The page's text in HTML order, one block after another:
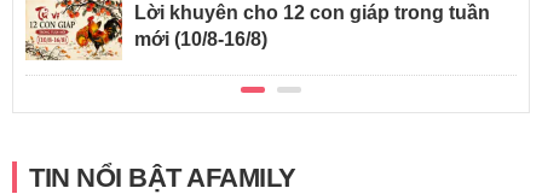
Lời khuyên cho 12 con giáp trong tuần
mới (10/8-16/8)
TIN NỔI BẬT AFAMILY